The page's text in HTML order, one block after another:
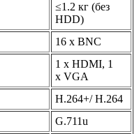
≤1.2 кг (без
HDD)
16 х BNC
1 х HDMI, 1
х VGA
H.264+/ H.264
G.711u